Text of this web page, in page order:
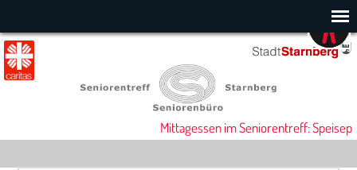
Mittagessen im Seniorentreff: